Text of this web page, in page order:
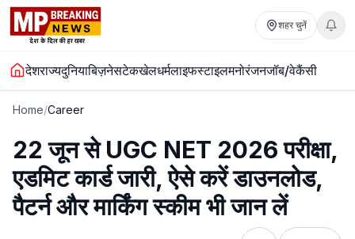
शहर चुनें
देशराज्यदुनियाबिज़नेसटेकखेलधर्मलाइफस्टाइलमनोरंजनजॉब/वेकैंसी
Home/Career
22 जून से UGC NET 2026 परीक्षा,
एडमिट कार्ड जारी, ऐसे करें डाउनलोड,
पैटर्न और मार्किंग स्कीम भी जान लें